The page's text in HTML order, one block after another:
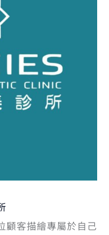
顧客描繪專屬於自己